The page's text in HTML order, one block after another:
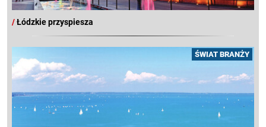
/Łódzkie przyspiesza
ŚWIAT BRANŻY